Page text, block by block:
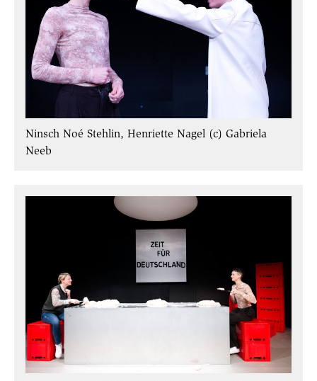
Ninsch Noé Stehlin, Henriette Nagel (c) Gabriela
Neeb